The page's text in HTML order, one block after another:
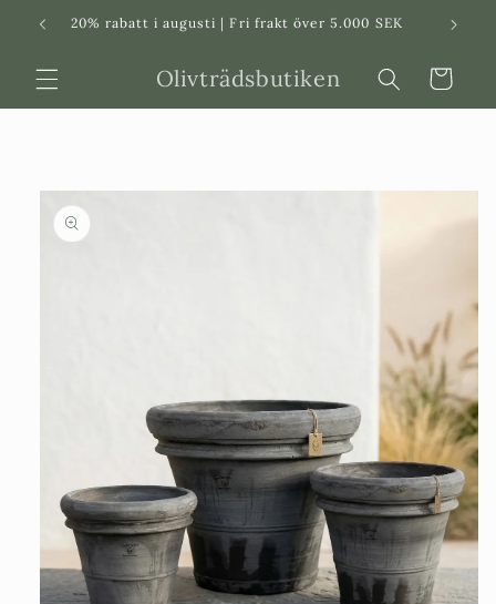
Svenska Dansk
20% rabatt i augusti | Fri frakt över 5.000 SEK
Olivträdsbutiken Varukorg